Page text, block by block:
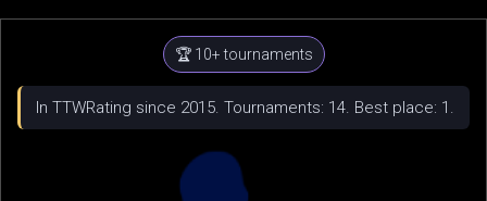
🏆 10+ tournaments
In TTWRating since 2015. Tournaments: 14. Best place: 1.